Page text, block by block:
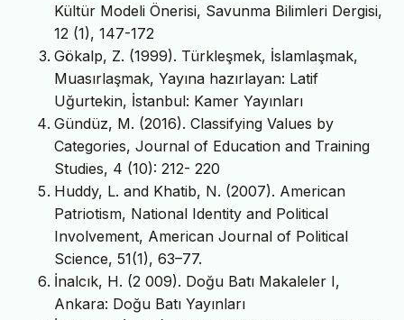
Kültür Modeli Önerisi, Savunma Bilimleri Dergisi,
12 (1), 147-172
Gökalp, Z. (1999). Türkleşmek, İslamlaşmak,
Muasırlaşmak, Yayına hazırlayan: Latif
Uğurtekin, İstanbul: Kamer Yayınları
Gündüz, M. (2016). Classifying Values by
Categories, Journal of Education and Training
Studies, 4 (10): 212- 220
Huddy, L. and Khatib, N. (2007). American
Patriotism, National Identity and Political
Involvement, American Journal of Political
Science, 51(1), 63–77.
İnalcık, H. (2 009). Doğu Batı Makaleler I,
Ankara: Doğu Batı Yayınları